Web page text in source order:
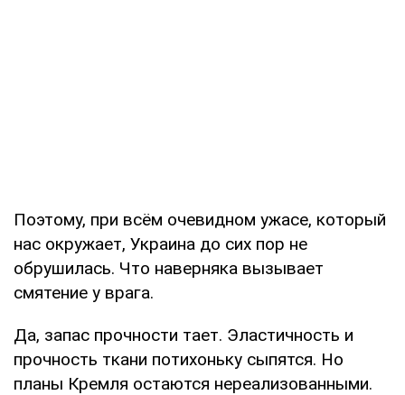
Поэтому, при всём очевидном ужасе, который
нас окружает, Украина до сих пор не
обрушилась. Что наверняка вызывает
смятение у врага.
Да, запас прочности тает. Эластичность и
прочность ткани потихоньку сыпятся. Но
планы Кремля остаются нереализованными.